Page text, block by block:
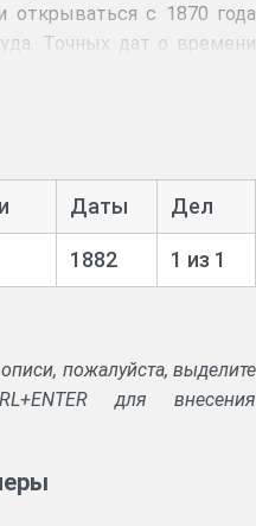
открываться с 1870 года
Точных дат о времени
Дроздова,
прекратили свое
деятельности были
Даты Дел
1882 1 из 1
пожалуйста, выделите
для внесения